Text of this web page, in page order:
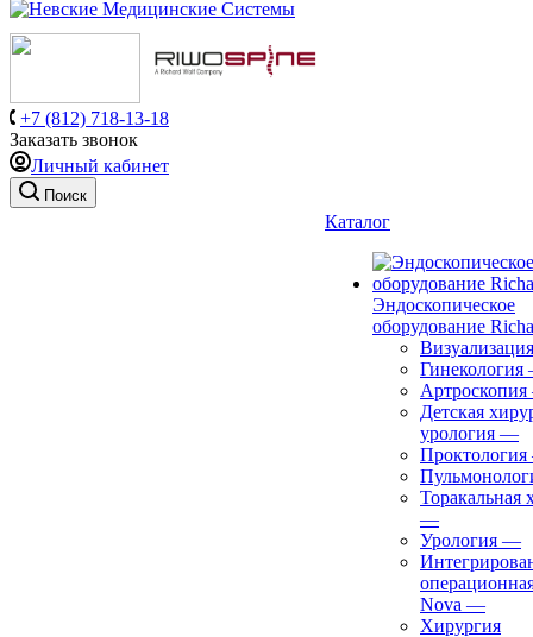
+7 (812) 718-13-18
Заказать звонок
Личный кабинет
Поиск
Каталог
Эндоскопическое
оборудование
Визуализация
Гинекология
Артроскопия
Детская
урология —
Проктология
Торакальная
—
Урология —
Nova —
Хирургия